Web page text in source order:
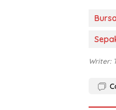
Writer: